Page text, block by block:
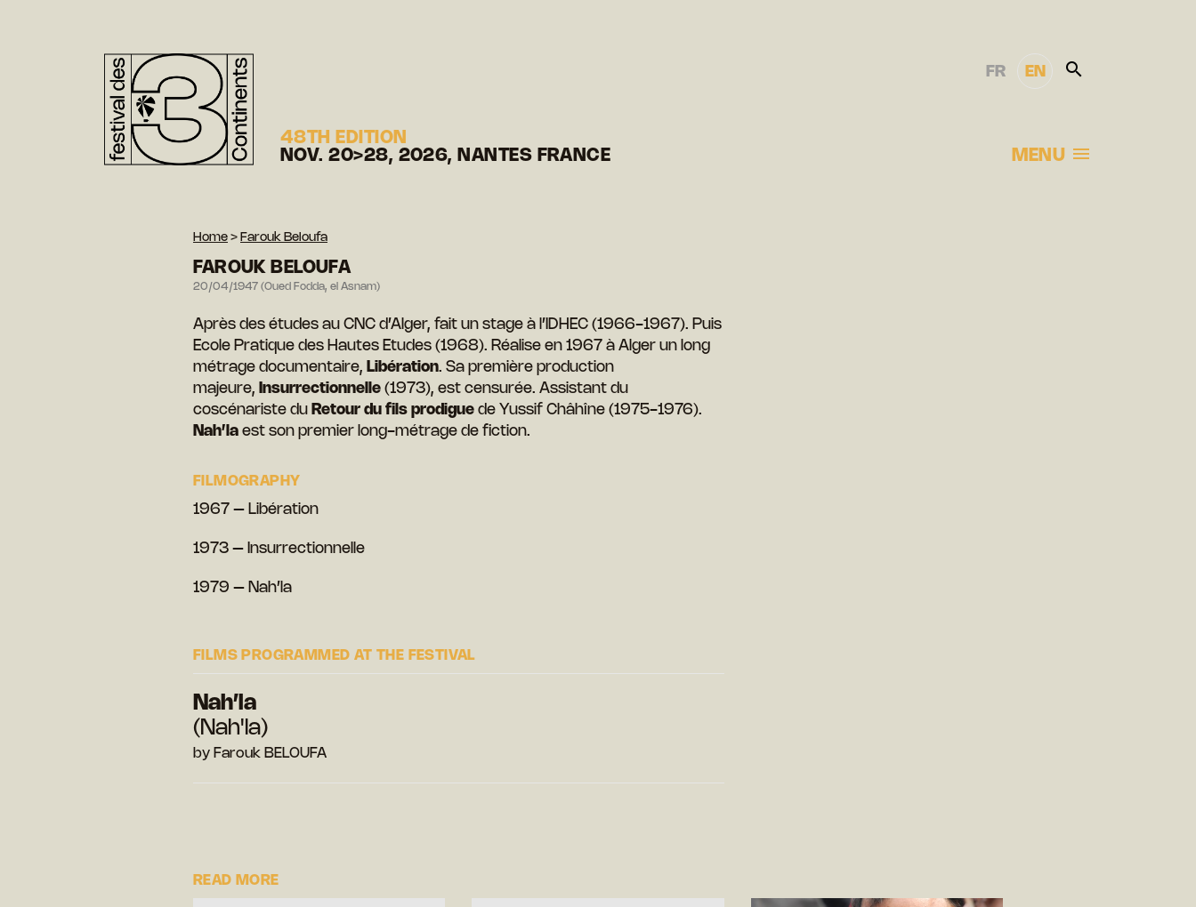
48TH EDITION
NOV. 20>28, 2026, NANTES FRANCE
FR EN
MENU
Home > Farouk Beloufa
FAROUK BELOUFA
20/04/1947 (Oued Fodda, el Asnam)
Après des études au CNC d’Alger, fait un stage à l’IDHEC (1966-1967). Puis
Ecole Pratique des Hautes Etudes (1968). Réalise en 1967 à Alger un long
métrage documentaire, Libération. Sa première production
majeure, Insurrectionnelle (1973), est censurée. Assistant du
coscénariste du Retour du fils prodigue de Yussif Châhîne (1975-1976).
Nah’la est son premier long-métrage de fiction.
FILMOGRAPHY
1967 – Libération
1973 – Insurrectionnelle
1979 – Nah’la
FILMS PROGRAMMED AT THE FESTIVAL
Nah’la
(Nah'la)
by Farouk BELOUFA
READ MORE